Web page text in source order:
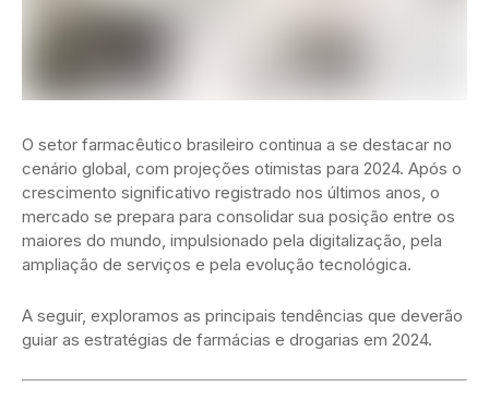
O setor farmacêutico brasileiro continua a se destacar no
cenário global, com projeções otimistas para 2024. Após o
crescimento significativo registrado nos últimos anos, o
mercado se prepara para consolidar sua posição entre os
maiores do mundo, impulsionado pela digitalização, pela
ampliação de serviços e pela evolução tecnológica.
A seguir, exploramos as principais tendências que deverão
guiar as estratégias de farmácias e drogarias em 2024.